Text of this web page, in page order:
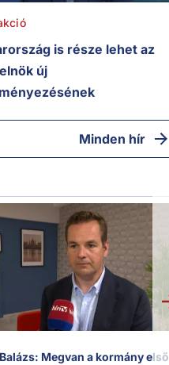
is része lehet az
új
Minden hír
Megvan a kormány első